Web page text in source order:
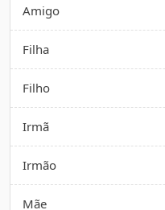
Amigo
Filha
Filho
Irmã
Irmão
Mãe